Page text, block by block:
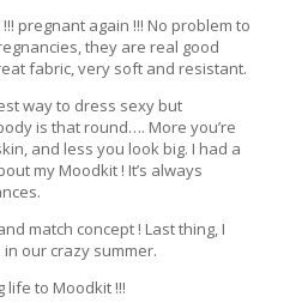
pregnant again !!! No problem to
they are real good
fabric, very soft and resistant.
way to dress sexy but
is that round…. More you’re
and less you look big. I had a
my Moodkit ! It’s always
match concept ! Last thing, I
our crazy summer.
life to Moodkit !!!